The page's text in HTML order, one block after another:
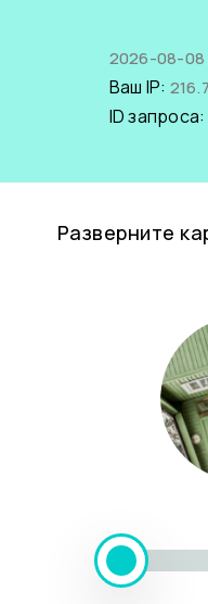
2026-08-08
Ваш IP:
ID запроса:
Разверните